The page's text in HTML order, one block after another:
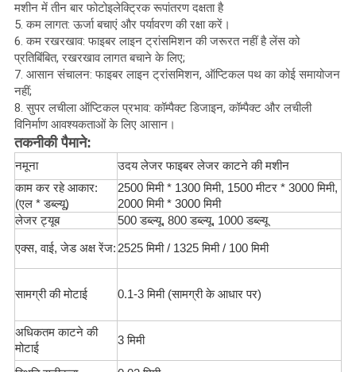
मशीन में तीन बार फोटोइलेक्ट्रिक रूपांतरण दक्षता है
5. कम लागत: ऊर्जा बचाएं और पर्यावरण की रक्षा करें।
6. कम रखरखाव: फाइबर लाइन ट्रांसमिशन की जरूरत नहीं है लेंस को
प्रतिबिंबित, रखरखाव लागत बचाने के लिए;
7. आसान संचालन: फाइबर लाइन ट्रांसमिशन, ऑप्टिकल पथ का कोई समायोजन
नहीं;
8. सुपर लचीला ऑप्टिकल प्रभाव: कॉम्पैक्ट डिजाइन, कॉम्पैक्ट और लचीली
विनिर्माण आवश्यकताओं के लिए आसान।
तकनीकी पैमाने:
नमूना
उदय लेजर फाइबर लेजर काटने की मशीन
काम कर रहे आकार:
(एल * डब्ल्यू)
2500 मिमी * 1300 मिमी, 1500 मीटर * 3000 मिमी,
2000 मिमी * 3000 मिमी
लेजर ट्यूब
500 डब्ल्यू, 800 डब्ल्यू, 1000 डब्ल्यू
एक्स, वाई, जेड अक्ष रेंज:2525 मिमी / 1325 मिमी / 100 मिमी
सामग्री की मोटाई 0.1-3 मिमी (सामग्री के आधार पर)
अधिकतम काटने की
मोटाई
3 मिमी